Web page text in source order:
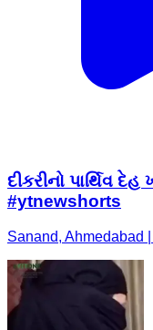
દીકરીનો પાર્થિવ
#ytnewshorts
Sanand, Ahmedabad